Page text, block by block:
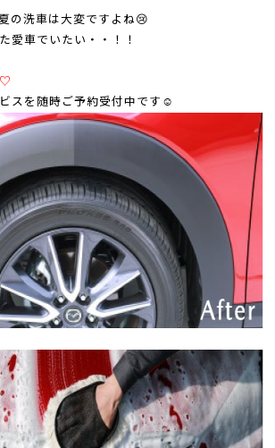
の洗車は大変ですよね😢
愛車でいたい・・！！
♡
スを随時ご予約受付中です☺